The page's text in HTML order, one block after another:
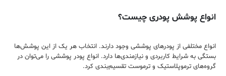
انواع پوشش پودری چیست؟
انواع مختلفی از پودر‌های پوششی وجود دارند. انتخاب هر یک از این پوشش‌ها
بستگی به شرایط کاربردی و نیازمندی‌ها دارد. انواع پودر پوششی را می‌توان در
گرو‌ه‌های ترموپلاستیک و ترموست تقسیم‌بندی کرد.